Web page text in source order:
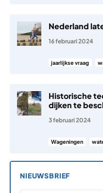
Nederland
16 februari 2024
jaarlijkse vraag
Historische
dijken te
3 februari 2024
Wageningen
NIEUWSBRIEF